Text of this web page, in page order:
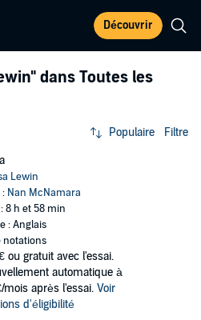
Découvrir
dans Toutes les
Populaire Filtre
Lewin
: Nan McNamara
8 h et 58 min
: Anglais
notations
ou gratuit avec l'essai.
automatique à
mois après l'essai. Voir
d'éligibilité